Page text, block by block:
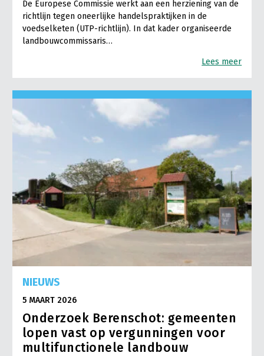
De Europese Commissie werkt aan een herziening van de
richtlijn tegen oneerlijke handelspraktijken in de
voedselketen (UTP-richtlijn). In dat kader organiseerde
landbouwcommissaris…
Lees meer
NIEUWS
5 MAART 2026
Onderzoek Berenschot: gemeenten
lopen vast op vergunningen voor
multifunctionele landbouw